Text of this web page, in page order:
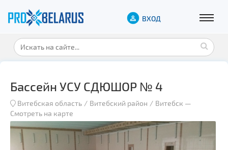
ВХОД
Бассейн УСУ СДЮШОР № 4
Витебская область Витебский район Витебск —
Смотреть на карте